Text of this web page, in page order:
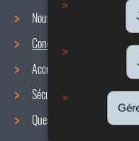
Menu
de
navigation
Nous connaître
Conditions de travail
Accords collectifs
Sécurité / Santé au travail
Questions / réponses